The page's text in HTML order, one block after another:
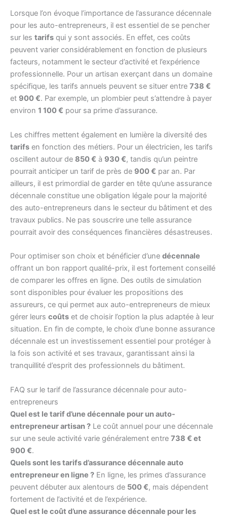
Lorsque l’on évoque l’importance de l’assurance décennale
pour les auto-entrepreneurs, il est essentiel de se pencher
sur les tarifs qui y sont associés. En effet, ces coûts
peuvent varier considérablement en fonction de plusieurs
facteurs, notamment le secteur d’activité et l’expérience
professionnelle. Pour un artisan exerçant dans un domaine
spécifique, les tarifs annuels peuvent se situer entre 738 €
et 900 €. Par exemple, un plombier peut s’attendre à payer
environ 1 100 € pour sa prime d’assurance.
Les chiffres mettent également en lumière la diversité des
tarifs en fonction des métiers. Pour un électricien, les tarifs
oscillent autour de 850 € à 930 €, tandis qu’un peintre
pourrait anticiper un tarif de près de 900 € par an. Par
ailleurs, il est primordial de garder en tête qu’une assurance
décennale constitue une obligation légale pour la majorité
des auto-entrepreneurs dans le secteur du bâtiment et des
travaux publics. Ne pas souscrire une telle assurance
pourrait avoir des conséquences financières désastreuses.
Pour optimiser son choix et bénéficier d’une décennale
offrant un bon rapport qualité-prix, il est fortement conseillé
de comparer les offres en ligne. Des outils de simulation
sont disponibles pour évaluer les propositions des
assureurs, ce qui permet aux auto-entrepreneurs de mieux
gérer leurs coûts et de choisir l’option la plus adaptée à leur
situation. En fin de compte, le choix d’une bonne assurance
décennale est un investissement essentiel pour protéger à
la fois son activité et ses travaux, garantissant ainsi la
tranquillité d’esprit des professionnels du bâtiment.
FAQ sur le tarif de l’assurance décennale pour auto-
entrepreneurs
Quel est le tarif d’une décennale pour un auto-
entrepreneur artisan ? Le coût annuel pour une décennale
sur une seule activité varie généralement entre 738 € et
900 €.
Quels sont les tarifs d’assurance décennale auto
entrepreneur en ligne ? En ligne, les primes d’assurance
peuvent débuter aux alentours de 500 €, mais dépendent
fortement de l’activité et de l’expérience.
Quel est le coût d’une assurance décennale pour les